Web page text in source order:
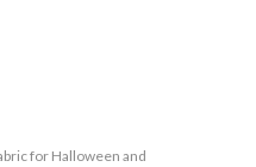
for Halloween and